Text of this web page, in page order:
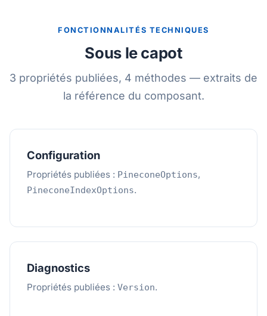
FONCTIONNALITÉS TECHNIQUES
Sous le capot
3 propriétés publiées, 4 méthodes — extraits de
la référence du composant.
Configuration
Propriétés publiées : PineconeOptions,
PineconeIndexOptions.
Diagnostics
Propriétés publiées : Version.